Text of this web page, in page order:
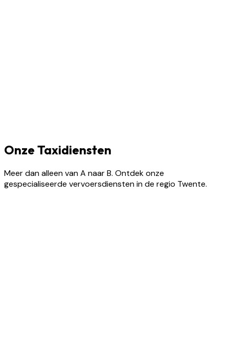
Onze Taxidiensten
Meer dan alleen van A naar B. Ontdek onze
gespecialiseerde vervoersdiensten in de regio Twente.